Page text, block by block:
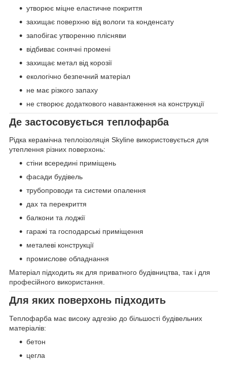
утворює міцне еластичне покриття
захищає поверхню від вологи та конденсату
запобігає утворенню плісняви
відбиває сонячні промені
захищає метал від корозії
екологічно безпечний матеріал
не має різкого запаху
не створює додаткового навантаження на конструкції
Де застосовується теплофарба
Рідка керамічна теплоізоляція Skyline використовується для
утеплення різних поверхонь:
стіни всередині приміщень
фасади будівель
трубопроводи та системи опалення
дах та перекриття
балкони та лоджії
гаражі та господарські приміщення
металеві конструкції
промислове обладнання
Матеріал підходить як для приватного будівництва, так і для
професійного використання.
Для яких поверхонь підходить
Теплофарба має високу адгезію до більшості будівельних
матеріалів:
бетон
цегла